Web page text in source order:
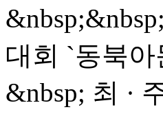
대회 `동북
&nbsp; 최 ·